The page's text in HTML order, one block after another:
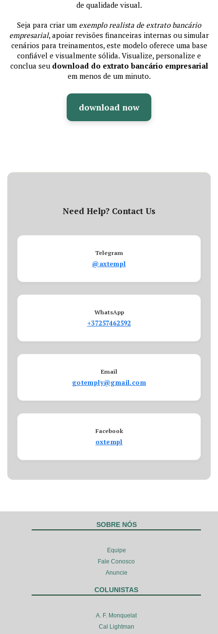
de qualidade visual.
Seja para criar um exemplo realista de extrato bancário
empresarial, apoiar revisões financeiras internas ou simular
cenários para treinamentos, este modelo oferece uma base
confiável e visualmente sólida. Visualize, personalize e
conclua seu download do extrato bancário empresarial
em menos de um minuto.
download now
Need Help? Contact Us
Telegram
@axtempl
WhatsApp
+37257462592
Email
gotemply@gmail.com
Facebook
oxtempl
SOBRE NÓS
Equipe
Fale Conosco
Anuncie
COLUNISTAS
A. F. Monquelat
Cal Lightman